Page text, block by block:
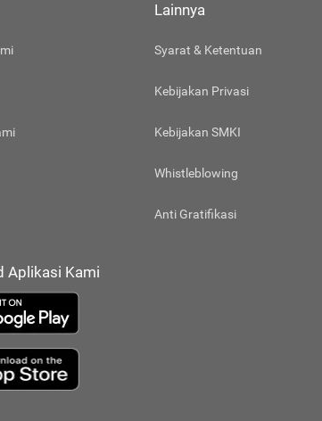
Lainnya
Syarat & Ketentuan
Kebijakan Privasi
Kebijakan SMKI
Whistleblowing
Anti Gratifikasi
Aplikasi Kami